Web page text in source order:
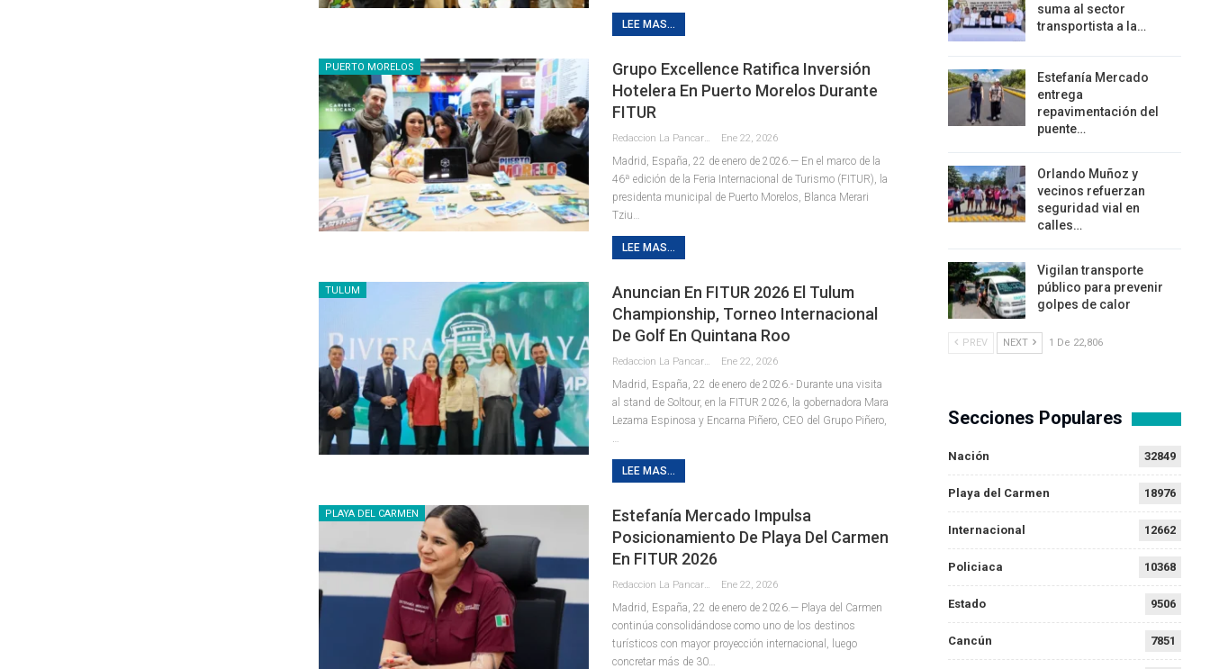
LEE MAS...
PUERTO MORELOS
Grupo Excellence Ratifica Inversión
Hotelera En Puerto Morelos Durante
FITUR
Ene 22, 2026
Madrid, España, 22 de enero de 2026.— En el marco de la
46ª edición de la Feria Internacional de Turismo (FITUR), la
presidenta municipal de Puerto Morelos, Blanca Merari
Tziu
LEE MAS...
TULUM
Anuncian En FITUR 2026 El Tulum
Championship, Torneo Internacional
De Golf En Quintana Roo
Ene 22, 2026
Madrid, España, 22 de enero de 2026.- Durante una visita
al stand de Soltour, en la FITUR 2026, la gobernadora Mara
Lezama Espinosa y Encarna Piñero, CEO del Grupo Piñero,
LEE MAS...
PLAYA DEL CARMEN
Estefanía Mercado Impulsa
Posicionamiento De Playa Del Carmen
En FITUR 2026
Ene 22, 2026
Madrid, España, 22 de enero de 2026.— Playa del Carmen
continúa consolidándose como uno de los destinos
turísticos con mayor proyección internacional, luego
concretar más de 30
suma al sector
transportista a la…
Estefanía Mercado
entrega
repavimentación del
puente…
Orlando Muñoz y
vecinos refuerzan
seguridad vial en
calles…
Vigilan transporte
público para prevenir
golpes de calor
PREV NEXT 1 De 22,806
Secciones Populares
Nación 32849
Playa del Carmen 18976
Internacional 12662
Policiaca 10368
Estado 9506
Cancún 7851